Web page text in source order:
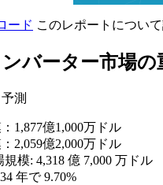
ード このレポートについ
バーター市場の
測
1,877億1,000万ドル
2,059億2,000万ドル
模: 4,318 億 7,000 万ドル
年で 9.70%